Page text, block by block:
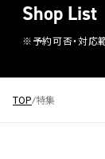
TOP 特集
Shop List
※予約可否・対応